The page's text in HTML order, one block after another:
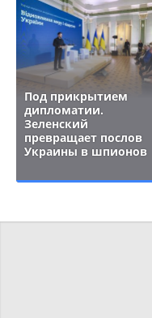
Под прикрытием
дипломатии.
Зеленский
превращает послов
Украины в шпионов